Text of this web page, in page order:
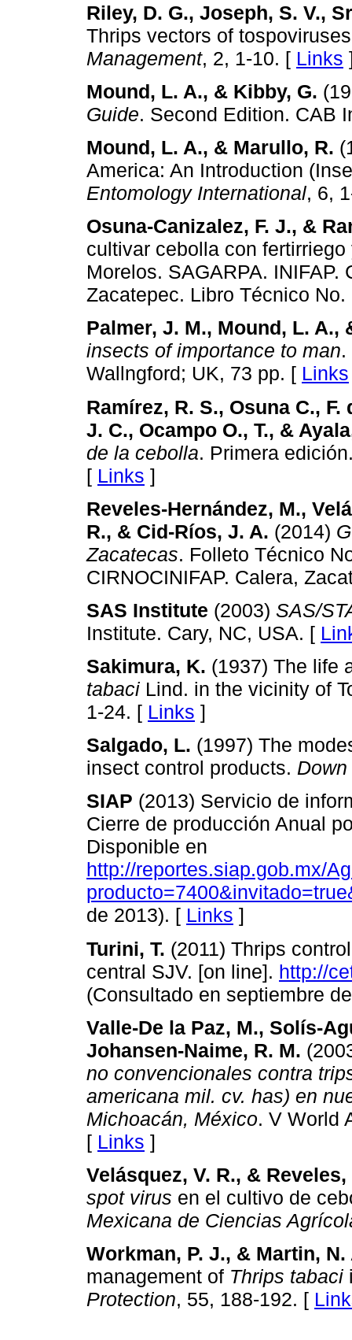
Riley, D. G., Joseph, S. V.,
Thrips vectors of
Management, 2, 1-10. [ Links
Mound, L. A., & Kibby, G.
Guide. Second Edition. CAB
Mound, L. A., & Marullo, R.
America: An Introduction
Entomology International, 6,
Osuna-Canizalez, F. J., &
cultivar cebolla con
Morelos. SAGARPA.
Zacatepec. Libro Técnico
Palmer, J. M., Mound, L. A.,
insects of importance to man.
Wallngford; UK, 73 pp. [ Links
Ramírez, R. S., Osuna C.,
J. C., Ocampo O., T., &
de la cebolla. Primera
[ Links ]
Reveles-Hernández, M.,
R., & Cid-Ríos, J. A. (2014)
Zacatecas. Folleto Técnico
CIRNOCINIFAP. Calera,
SAS Institute (2003) SAS/
Institute. Cary, NC, USA. [
Sakimura, K. (1937) The life
tabaci Lind. in the vicinity of
1-24. [ Links ]
Salgado, L. (1997) The
insect control products.
SIAP (2013) Servicio de
Cierre de producción Anual
Disponible en
http://reportes.siap.gob.mx/
de 2013). [ Links ]
Turini, T. (2011) Thrips
central SJV. [on line]. http://
(Consultado en septiembre
Valle-De la Paz, M., Solís-
Johansen-Naime, R. M.
no convencionales contra
americana mil. cv. has) en
Michoacán, México. V World
[ Links ]
Velásquez, V. R., & Reveles,
spot virus en el cultivo de
Mexicana de Ciencias
Workman, P. J., & Martin, N.
management of Thrips tabaci
Protection, 55, 188-192. [